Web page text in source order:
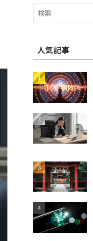
人気記事